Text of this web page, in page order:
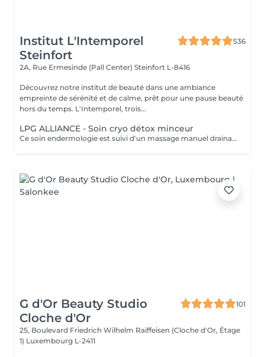
Institut L'Intemporel
Steinfort
536
2A, Rue Ermesinde (Pall Center) Steinfort L-8416
Découvrez notre institut de beauté dans une ambiance
empreinte de sérénité et de calme, prêt pour une pause beauté
hors du temps. L'Intemporel, trois...
LPG ALLIANCE - Soin cryo détox minceur
Ce soin endermologie est suivi d'un massage manuel drainant au baume de modelage cryo. Il réactive les fonctions d'élimination de l'organisme, active les échanges circulatoires, élimine et draine les toxines et stimule la circulation lymphatique. - Actifs décongestionnants, drainants et tonifiants - Amélioration de la circulation sanguine et réduction de l'inflammation, adieu les jambes lourdes, gonflées et douloureuses - Convient également au femmes enceintes et allaitantes
G d'Or Beauty Studio
Cloche d'Or
101
25, Boulevard Friedrich Wilhelm Raiffeisen (Cloche d'Or, Étage
1) Luxembourg L-2411